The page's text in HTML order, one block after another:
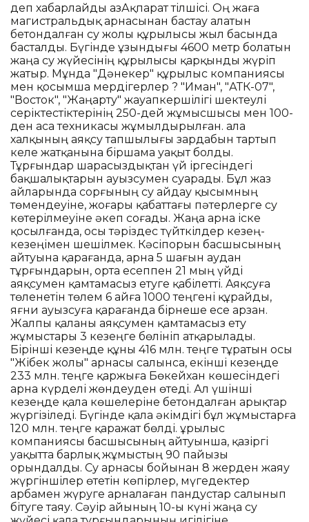
деп хабарлайды ҚазАқпарат тілшісі. Оң жаға
магистральдық арнасынан бастау алатын
бетондалған су жолы құрылысы жыл басында
басталды. Бүгінде ұзындығы 4600 метр болатын
жаңа су жүйесінің құрылысы қарқынды жүріп
жатыр. Мұнда "Дәнекер" құрылыс компаниясы
мен қосымша мердігерлер ? "Иман", "АТК-07",
"Восток", "Жаңарту" жауапкершілігі шектеулі
серіктестіктерінің 250-дей жұмысшысы мен 100-
ден аса техникасы жұмылдырылған. Қала
халқының аяқсу тапшылығы зардабын тартып
келе жатқанына біршама уақыт болды.
Тұрғындар шарасыздықтан үй іргесіндегі
бақшалықтарын ауызсумен суарады. Бұл жаз
айларында сорғының су айдау қысымның
төмендеуіне, жоғары қабаттағы пәтерлерге су
көтерілмеуіне әкеп соғады. Жаңа арна іске
қосылғанда, осы тәріздес түйткілдер кезең-
кезеңімен шешілмек. Кәсіпорын басшысының
айтуына қарағанда, арна 5 шағын аудан
тұрғындарын, орта есеппен 21 мың үйді
аяқсумен қамтамасыз етуге қабілетті. Аяқсуға
төленетін төлем 6 айға 1000 теңгені құрайды,
яғни ауызсуға қарағанда бірнеше есе арзан.
Жалпы қаланы аяқсумен қамтамасыз ету
жұмыстары 3 кезеңге бөлініп атқарылады.
Бірінші кезеңде құны 416 млн. теңге тұратын осы
"Жібек жолы" арнасы салынса, екінші кезеңде
233 млн. теңге қаржыға Бөкейхан көшесіндегі
арна күрделі жөндеуден өтеді. Ал үшінші
кезеңде қала көшелеріне бетондалған арықтар
жүргізіледі. Бүгінде қала әкімдігі бұл жұмыстарға
120 млн. теңге қаражат бөлді. Құрылыс
компаниясы басшысының айтуынша, қазіргі
уақытта барлық жұмыстың 90 пайызы
орындалды. Су арнасы бойынан 8 жерден жаяу
жүргіншілер өтетін көпірлер, мүгедектер
арбамен жүруге арналаған пандустар салынып
бітуге таяу. Сәуір айының 10-ы күні жаңа су